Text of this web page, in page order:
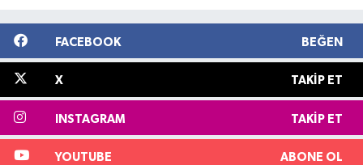
FACEBOOK BEĞEN
X TAKIP ET
INSTAGRAM TAKIP ET
YOUTUBE ABONE OL